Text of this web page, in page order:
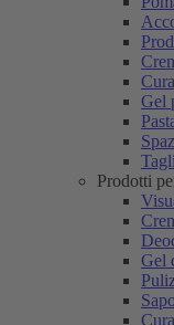
Gel
Prodotti
Gel